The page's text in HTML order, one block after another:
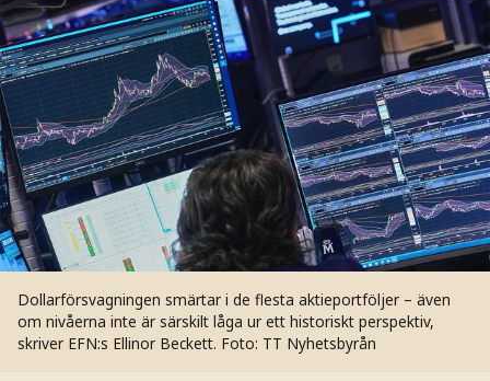
Dollarförsvagningen smärtar i de flesta aktieportföljer – även
om nivåerna inte är särskilt låga ur ett historiskt perspektiv,
skriver EFN:s Ellinor Beckett. Foto: TT Nyhetsbyrån